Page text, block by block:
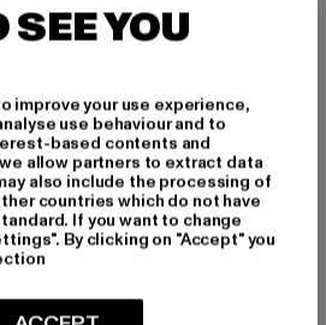
34,99 EUR
URBAN CLASSICS
Sweat
29,99 EUR
Derzeitiger Preis: 29,99 EUR
49,99 EURAktionspreis:
SEE YOU
improve your use experience,
use behaviour and to
based contents and
allow partners to extract data
also include the processing of
countries which do not have
If you want to change
By clicking on "Accept" you